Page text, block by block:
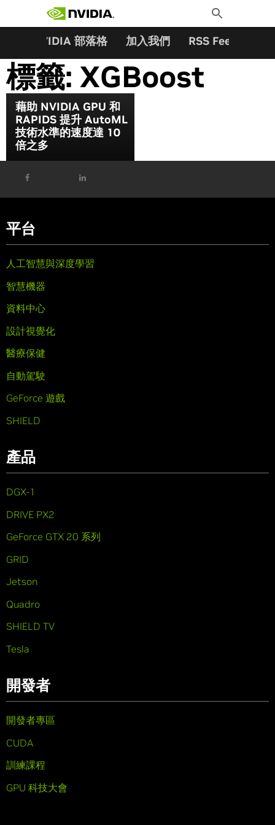
Toggle
Search
NVIDIA 部落格 加入我們 RSS Feeds
標籤: XGBoost
藉助 NVIDIA GPU 和
RAPIDS 提升 AutoML
技術水準的速度達 10
倍之多
平台
人工智慧與深度學習
智慧機器
資料中心
設計視覺化
醫療保健
自動駕駛
GeForce 遊戲
SHIELD
產品
DGX-1
DRIVE PX2
GeForce GTX 20 系列
GRID
Jetson
Quadro
SHIELD TV
Tesla
開發者
開發者專區
CUDA
訓練課程
GPU 科技大會